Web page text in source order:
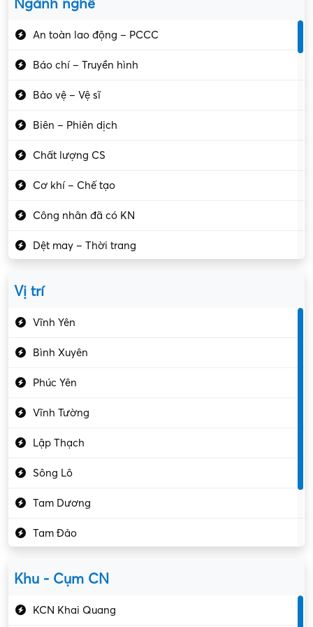
Ngành nghề
An toàn lao động – PCCC
Báo chí – Truyền hình
Bảo vệ – Vệ sĩ
Biên – Phiên dịch
Chất lượng CS
Cơ khí – Chế tạo
Công nhân đã có KN
Dệt may – Thời trang
Kiểm soát chất lượng
Kỹ sư cơ khí
Kỹ sư điện
Vị trí
Vĩnh Yên
Bình Xuyên
Phúc Yên
Vĩnh Tường
Lập Thạch
Sông Lô
Tam Dương
Tam Đảo
Khu - Cụm CN
KCN Khai Quang